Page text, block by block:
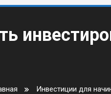
Инвестиции для